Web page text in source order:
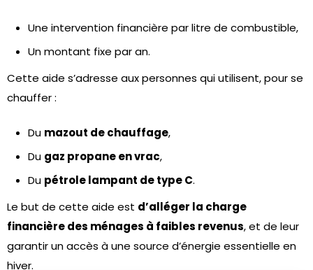
Une intervention financière par litre de combustible,
Un montant fixe par an.
Cette aide s’adresse aux personnes qui utilisent, pour se
chauffer :
Du mazout de chauffage,
Du gaz propane en vrac,
Du pétrole lampant de type C.
Le but de cette aide est d’alléger la charge
financière des ménages à faibles revenus, et de leur
garantir un accès à une source d’énergie essentielle en
hiver.